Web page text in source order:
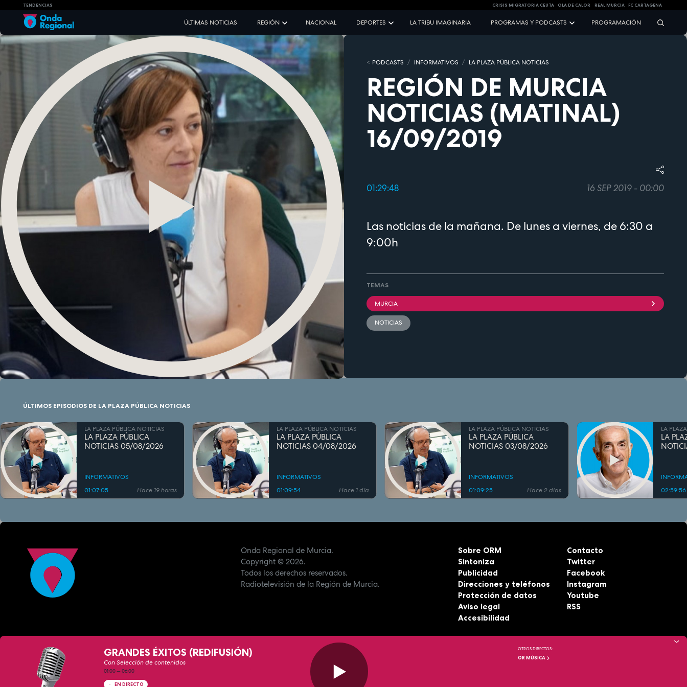
TENDENCIAS CRISIS MIGRATORIA CEUTA OLA DE CALOR REAL MURCIA FC CARTAGENA
ÚLTIMAS NOTICIAS REGIÓN NACIONAL DEPORTES LA TRIBU IMAGINARIA PROGRAMAS Y PODCASTS PROGRAMACIÓN
PODCASTS INFORMATIVOS LA PLAZA PÚBLICA NOTICIAS
REGIÓN DE MURCIA
NOTICIAS (MATINAL)
16/09/2019
01:29:48 16 SEP 2019 - 00:00
Las noticias de la mañana. De lunes a viernes, de 6:30 a
9:00h
TEMAS
MURCIA
NOTICIAS
ÚLTIMOS EPISODIOS DE LA PLAZA PÚBLICA NOTICIAS
LA PLAZA PÚBLICA NOTICIAS
LA PLAZA PÚBLICA
NOTICIAS 05/08/2026
INFORMATIVOS
01:07:05
Hace 19 horas
LA PLAZA PÚBLICA NOTICIAS
LA PLAZA PÚBLICA
NOTICIAS 04/08/2026
INFORMATIVOS
01:09:54
Hace 1 día
LA PLAZA PÚBLICA NOTICIAS
LA PLAZA PÚBLICA
NOTICIAS 03/08/2026
INFORMATIVOS
01:09:25
Hace 2 días
LA
LA
02:59:56
Onda Regional de Murcia.
Copyright© 2026.
Todos los derechos reservados.
Radiotelevisión de la Región de Murcia.
Sobre ORM
Sintoniza
Publicidad
Direcciones y teléfonos
Protección de datos
Aviso legal
Accesibilidad
Contacto
Twitter
Facebook
Instagram
Youtube
RSS
GRANDES ÉXITOS (REDIFUSIÓN)
Con Selección de contenidos
01:00—06:00
EN DIRECTO
OTROS DIRECTOS:
OR MÚSICA